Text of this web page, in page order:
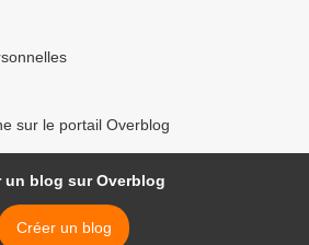
sur le portail Overblog
un blog sur Overblog
Créer un blog